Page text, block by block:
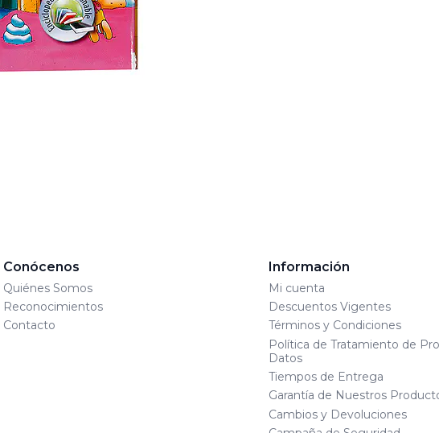
Conócenos
Quiénes Somos
Reconocimientos
Contacto
Información
Mi cuenta
Descuentos Vigentes
Términos y Condiciones
Política de Tratamiento de
Datos
Tiempos de Entrega
Garantía de Nuestros
Cambios y Devoluciones